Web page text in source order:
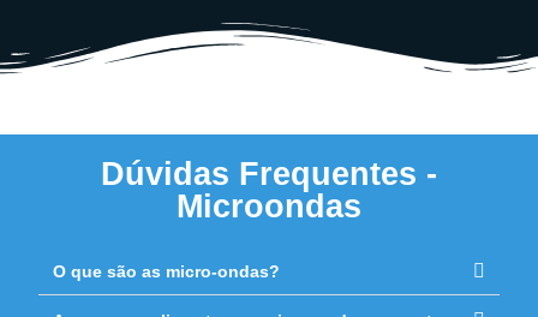
Dúvidas Frequentes -
Microondas
O que são as micro-ondas?